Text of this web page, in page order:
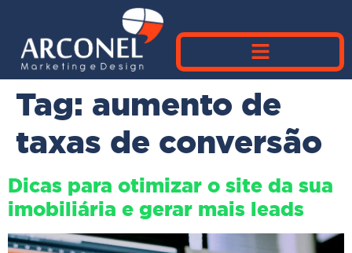
Tag: aumento de
taxas de conversão
Dicas para otimizar o site da sua
imobiliária e gerar mais leads